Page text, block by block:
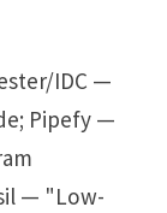
IDC —
Pipefy —
— "Low-